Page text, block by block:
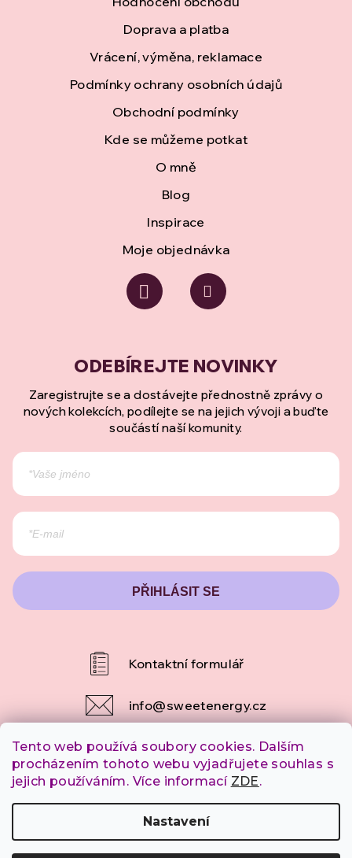
Tento web používá soubory cookies. Dalším
procházením tohoto webu vyjadřujete souhlas s
jejich používáním. Více informací ZDE.
Nastavení
Doprava a platba
Vrácení, výměna, reklamace
Podmínky ochrany osobních údajů
Obchodní podmínky
Kde se můžeme potkat
O mně
Blog
Inspirace
Moje objednávka
Zaregistrujte se a dostávejte přednostně zprávy o
nových kolekcích, podílejte se na jejich vývoji a buďte
součástí naší komunity.
PŘIHLÁSIT SE
info@sweetenergy.cz
+420 607 253 790
SweetEnergy.cz
vyhrazena.